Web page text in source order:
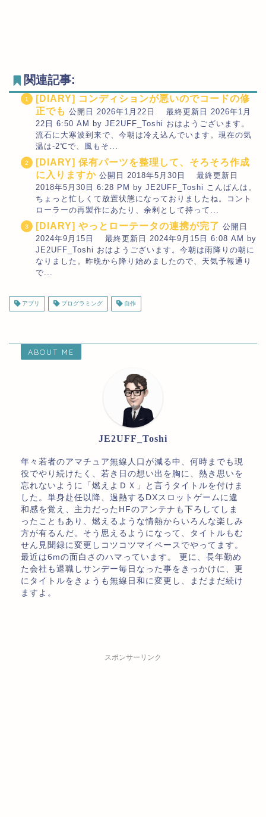
関連記事:
[DIARY] コンディションが悪いのでコードの修
正でも 公開日 2026年1月22日 最終更新日 2026年1月
22日 6:50 AM by JE2UFF_Toshi おはようございます。
流石に大寒波到来で、今朝は冷え込んでいます。現在の気
温は-2℃で、風もそ...
[DIARY] 保有パーツを整理して、そろそろ作成
に入りますか 公開日 2018年5月30日 最終更新日
2018年5月30日 6:28 PM by JE2UFF_Toshi こんばんは。
ちょっと忙しくて放置状態になっておりましたね。コント
ローラーの再製作にあたり、余剰として持って...
[DIARY] やっとローテータの連携が完了 公開日
2024年9月15日 最終更新日 2024年9月15日 6:08 AM by
JE2UFF_Toshi おはようございます。今朝は雨降りの朝に
なりました。昨晩から降り始めましたので、天気予報通り
で...
アプリ プログラミング 自作
ABOUT ME
JE2UFF_Toshi
年々若者のアマチュア無線人口が減る中、何時までも現
役でやり続けたく、若き日の想い出を胸に、熱き思いを
忘れないように「燃えよＤＸ」と言うタイトルを付けま
した。単身赴任以降、過熱するDXスロットゲームに違
和感を覚え、主力だったHFのアンテナも下ろしてしま
ったこともあり、燃えるような情熱からいろんな楽しみ
方が有るんだ。そう思えるようになって、タイトルもむ
せん見聞録に変更しコツコツマイペースでやってます。
最近は6mの面白さのハマっています。 更に、長年勤め
た会社も退職しサンデー毎日なった事をきっかけに、更
にタイトルをきょうも無線日和に変更し、まだまだ続け
ますよ。
スポンサーリンク